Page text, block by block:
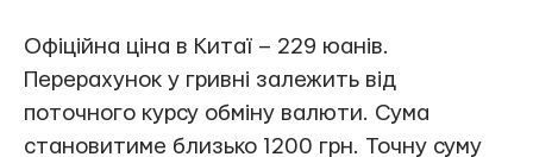
Офіційна ціна в Китаї – 229 юанів.
Перерахунок у гривні залежить від
поточного курсу обміну валюти. Сума
становитиме близько 1200 грн. Точну суму